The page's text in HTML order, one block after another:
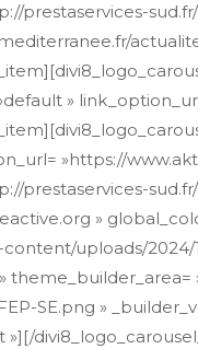
prestaservices-
»
»https://
»
uploads/
SE.png »